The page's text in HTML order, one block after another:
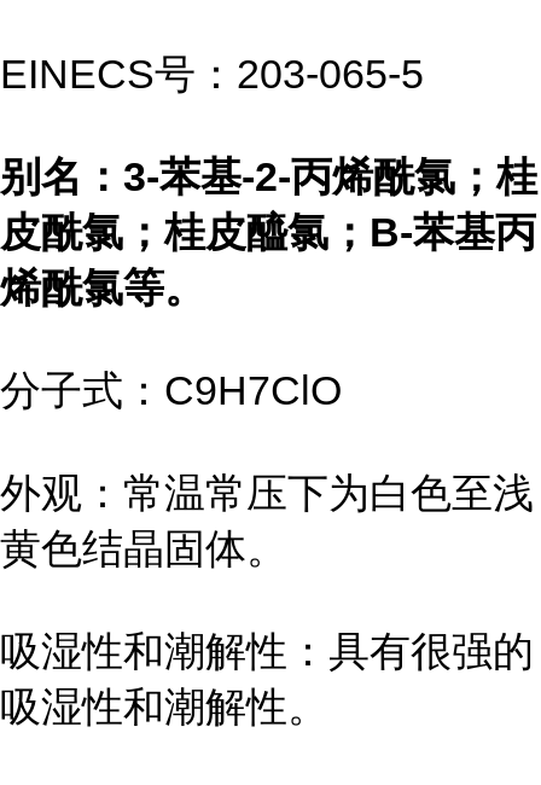
EINECS号：203-065-5
别名：3-苯基-2-丙烯酰氯；桂
皮酰氯；桂皮醯氯；Β-苯基丙
烯酰氯等。
分子式：C9H7ClO
外观：常温常压下为白色至浅
黄色结晶固体。
吸湿性和潮解性：具有很强的
吸湿性和潮解性。